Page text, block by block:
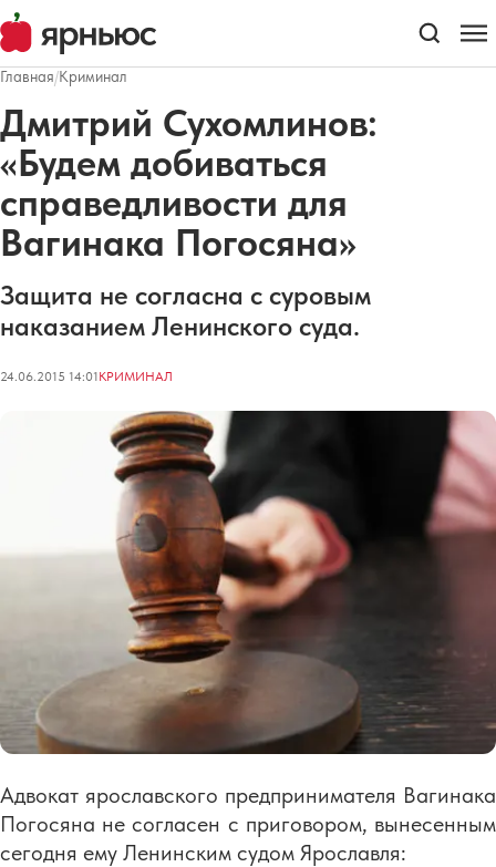
Главная/Криминал
Дмитрий Сухомлинов:
«Будем добиваться
справедливости для
Вагинака Погосяна»
Защита не согласна с суровым
наказанием Ленинского суда.
24.06.2015 14:01КРИМИНАЛ
Адвокат ярославского предпринимателя Вагинака
Погосяна не согласен с приговором, вынесенным
сегодня ему Ленинским судом Ярославля: